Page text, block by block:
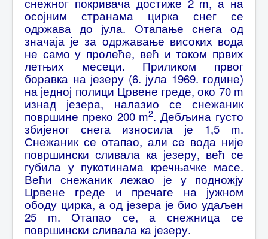
осојним странама цирка снег се
одржава до јула. Отапање снега од
значаја је за одржавање високих вода
не само у пролеће, већ и током првих
летњих месеци. Приликом првог
боравка на језеру (6. јула 1969. године)
на једној полици Црвене греде, око 70 m
изнад језера, налазио се снежаник
површине преко 200 m2. Дебљина густо
збијеног снега износила је 1,5 m.
Снежаник се отапао, али се вода није
површински сливала ка језеру, већ се
губила у пукотинама кречњачке масе.
Већи снежаник лежао је у подножју
Црвене греде и пречаге на јужном
ободу цирка, а од језера је био удаљен
25 m. Отапао се, а снежница се
површински сливала ка језеру.